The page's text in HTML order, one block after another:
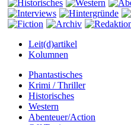
Leit(d)artikel
Kolumnen
Phantastisches
Krimi / Thriller
Historisches
Western
Abenteuer/Action